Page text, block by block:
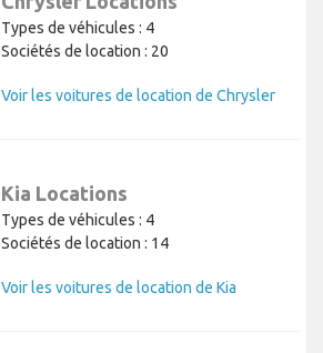
Types de véhicules : 4
Sociétés de location : 20
Voir les voitures de location de Chrysler
Kia Locations
Types de véhicules : 4
Sociétés de location : 14
Voir les voitures de location de Kia